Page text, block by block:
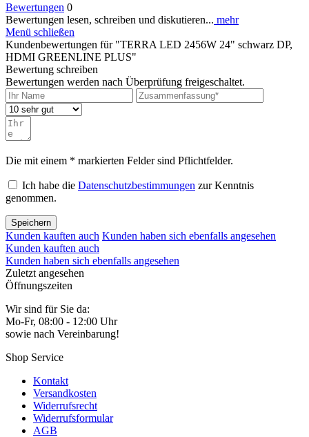
Bewertungen 0
Bewertungen lesen, schreiben und diskutieren... mehr
Menü schließen
Kundenbewertungen für "TERRA LED 2456W 24" schwarz DP,
HDMI GREENLINE PLUS"
Bewertung schreiben
Bewertungen werden nach Überprüfung freigeschaltet.
Die mit einem * markierten Felder sind Pflichtfelder.
Ich habe die Datenschutzbestimmungen zur Kenntnis
genommen.
Speichern
Kunden kauften auch Kunden haben sich ebenfalls angesehen
Kunden kauften auch
Kunden haben sich ebenfalls angesehen
Zuletzt angesehen
Öffnungszeiten
Wir sind für Sie da:
Mo-Fr, 08:00 - 12:00 Uhr
sowie nach Vereinbarung!
Shop Service
Kontakt
Versandkosten
Widerrufsrecht
Widerrufsformular
AGB